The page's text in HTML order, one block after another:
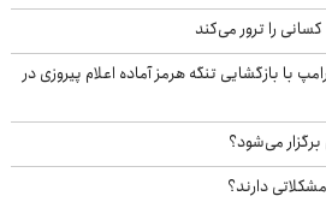
را ترور می‌کند
با بازگشایی تنگه هرمز آماده اعلام پیروزی در
می‌شود؟
دارند؟